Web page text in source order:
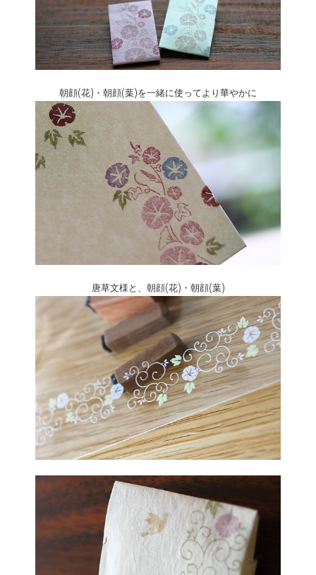
朝顔(花)・朝顔(葉)を一緒に使ってより華やかに
唐草文様と、朝顔(花)・朝顔(葉)